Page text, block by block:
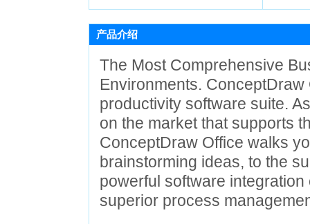
产品介绍
The Most Comprehensive
Environments.
productivity software suite.
on the market that supports
ConceptDraw Office walks
brainstorming ideas, to the
powerful software
superior process